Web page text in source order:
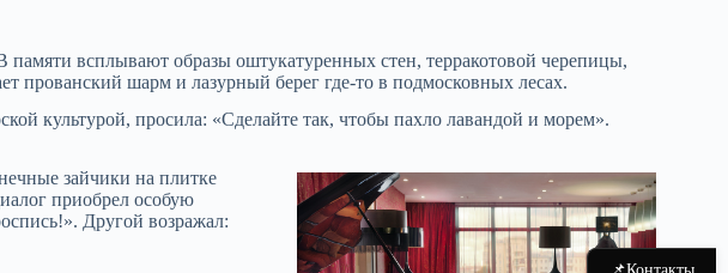
всплывают образы оштукатуренных стен, терракотовой черепицы,
прованский шарм и лазурный берег где-то в подмосковных лесах.
культурой, просила: «Сделайте так, чтобы пахло лавандой и морем».
зайчики на плитке
приобрел особую
Другой возражал: